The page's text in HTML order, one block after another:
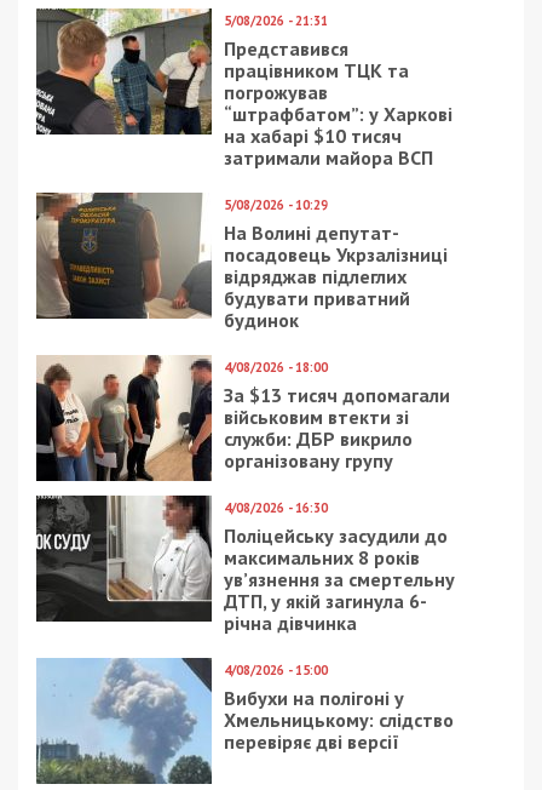
5/08/2026 - 21:31
Представився
працівником ТЦК та
погрожував
“штрафбатом”: у Харкові
на хабарі $10 тисяч
затримали майора ВСП
5/08/2026 - 10:29
На Волині депутат-
посадовець Укрзалізниці
відряджав підлеглих
будувати приватний
будинок
4/08/2026 - 18:00
За $13 тисяч допомагали
військовим втекти зі
служби: ДБР викрило
організовану групу
4/08/2026 - 16:30
Поліцейську засудили до
максимальних 8 років
ув’язнення за смертельну
ДТП, у якій загинула 6-
річна дівчинка
4/08/2026 - 15:00
Вибухи на полігоні у
Хмельницькому: слідство
перевіряє дві версії